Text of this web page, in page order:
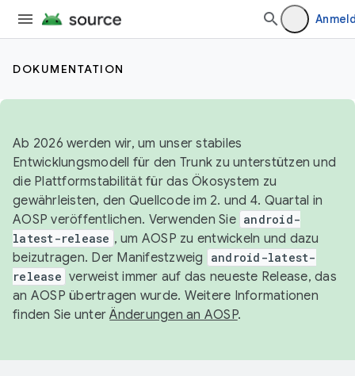
DOKUMENTATION
Ab 2026 werden wir, um unser stabiles
Entwicklungsmodell für den Trunk zu unterstützen und
die Plattformstabilität für das Ökosystem zu
gewährleisten, den Quellcode im 2. und 4. Quartal in
AOSP veröffentlichen. Verwenden Sie android-
latest-release , um AOSP zu entwickeln und dazu
beizutragen. Der Manifestzweig
android-latest-
release verweist immer auf das neueste Release, das
an AOSP übertragen wurde. Weitere Informationen
finden Sie unterÄnderungen an AOSP.